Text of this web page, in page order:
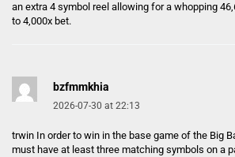
an extra 4 symbol reel allowing for a whopping
to 4,000x bet.
bzfmmkhia
2026-07-30 at 22:13
trwin In order to win in the base game of the Big
must have at least three matching symbols on a